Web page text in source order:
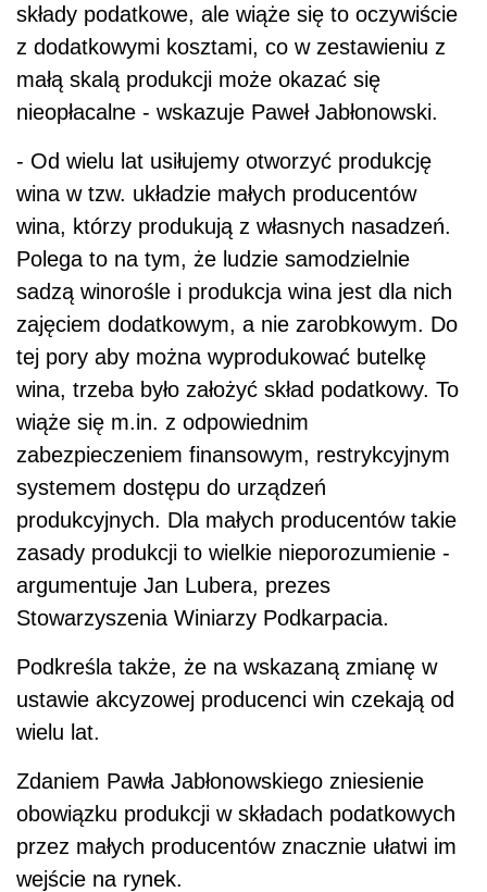
składy podatkowe, ale wiąże się to oczywiście
z dodatkowymi kosztami, co w zestawieniu z
małą skalą produkcji może okazać się
nieopłacalne - wskazuje Paweł Jabłonowski.
- Od wielu lat usiłujemy otworzyć produkcję
wina w tzw. układzie małych producentów
wina, którzy produkują z własnych nasadzeń.
Polega to na tym, że ludzie samodzielnie
sadzą winorośle i produkcja wina jest dla nich
zajęciem dodatkowym, a nie zarobkowym. Do
tej pory aby można wyprodukować butelkę
wina, trzeba było założyć skład podatkowy. To
wiąże się m.in. z odpowiednim
zabezpieczeniem finansowym, restrykcyjnym
systemem dostępu do urządzeń
produkcyjnych. Dla małych producentów takie
zasady produkcji to wielkie nieporozumienie -
argumentuje Jan Lubera, prezes
Stowarzyszenia Winiarzy Podkarpacia.
Podkreśla także, że na wskazaną zmianę w
ustawie akcyzowej producenci win czekają od
wielu lat.
Zdaniem Pawła Jabłonowskiego zniesienie
obowiązku produkcji w składach podatkowych
przez małych producentów znacznie ułatwi im
wejście na rynek.